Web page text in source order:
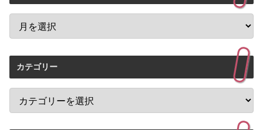
カテゴリー